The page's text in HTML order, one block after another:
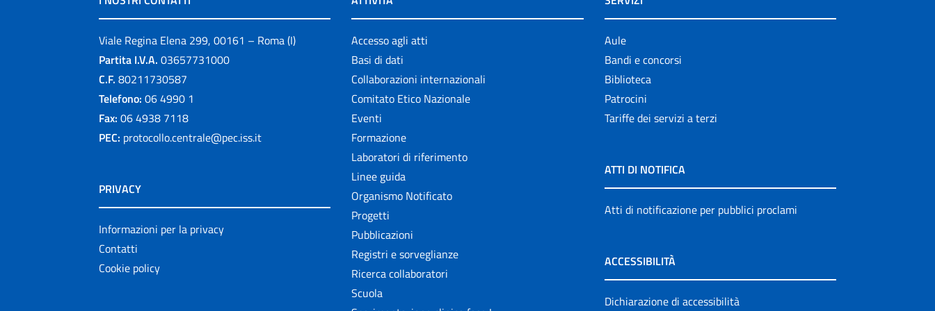
Viale Regina Elena 299, 00161 – Roma (I)
Partita I.V.A. 03657731000
C.F. 80211730587
Telefono: 06 4990 1
Fax: 06 4938 7118
PEC: protocollo.centrale@pec.iss.it
PRIVACY
Informazioni per la privacy
Contatti
Cookie policy
Accesso agli atti
Basi di dati
Collaborazioni internazionali
Comitato Etico Nazionale
Eventi
Formazione
Laboratori di riferimento
Linee guida
Organismo Notificato
Progetti
Pubblicazioni
Registri e sorveglianze
Ricerca collaboratori
Scuola
Aule
Bandi e concorsi
Biblioteca
Patrocini
Tariffe dei servizi a terzi
ATTI DI NOTIFICA
Atti di notificazione per pubblici proclami
ACCESSIBILITÀ
Dichiarazione di accessibilità